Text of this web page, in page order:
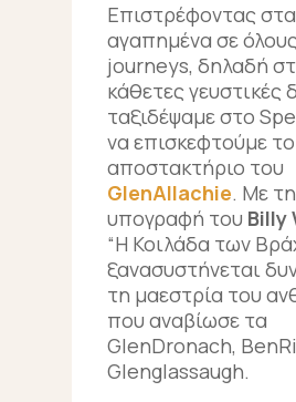
Επιστρέφοντας στα
αγαπημένα σε
journeys, δηλαδή
κάθετες γευστικές
ταξιδέψαμε στο
να επισκεφτούμε το
αποστακτήριο του
GlenAllachie. Με
υπογραφή του Billy
“Η Κοιλάδα των
ξανασυστήνεται
τη μαεστρία του
που αναβίωσε τα
GlenDronach,
Glenglassaugh.